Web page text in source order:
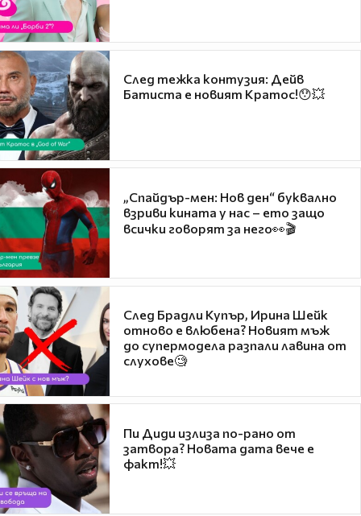
След тежка контузия: Дейв
Батиста е новият Кратос!😯💥
„Спайдър-мен: Нов ден“ буквално
взриви кината у нас – ето защо
всички говорят за него👀🎬
След Брадли Купър, Ирина Шейк
отново е влюбена? Новият мъж
до супермодела разпали лавина от
слухове🧐
Пи Диди излиза по-рано от
затвора? Новата дата вече е
факт!💥